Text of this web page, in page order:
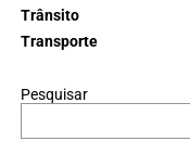
Trânsito
Transporte
Pesquisar